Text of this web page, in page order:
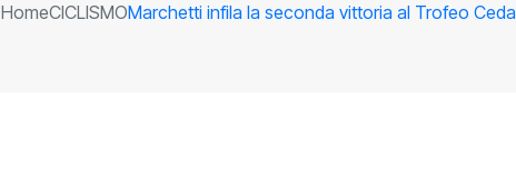
HomeCICLISMOMarchetti infila la seconda vittoria al Trofeo Ceda